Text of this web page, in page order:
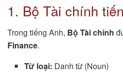
1. Bộ Tài chính
Trong tiếng Anh, Bộ Tài chính
Finance.
Từ loại: Danh từ (Noun)